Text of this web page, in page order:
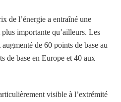
de l’énergie a entraîné une
importante qu’ailleurs. Les
de 60 points de base au
de base en Europe et 40 aux
visible à l’extrémité